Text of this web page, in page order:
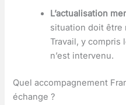
L’actualisation
situation doit être
Travail, y compris
n’est intervenu.
Quel accompagnement
échange ?